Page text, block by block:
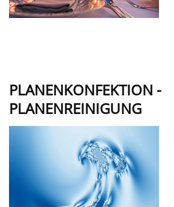
PLANENKONFEKTION -
PLANENREINIGUNG